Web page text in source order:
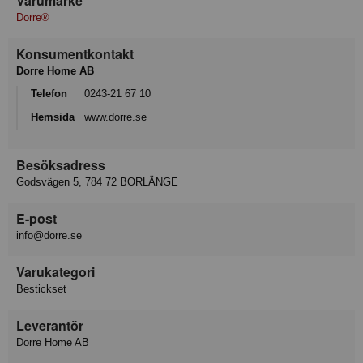
Dorre®
Konsumentkontakt
Dorre Home AB
Telefon
0243-21 67 10
Hemsida
www.dorre.se
Besöksadress
Godsvägen 5, 784 72 BORLÄNGE
E-post
info@dorre.se
Varukategori
Bestickset
Leverantör
Dorre Home AB